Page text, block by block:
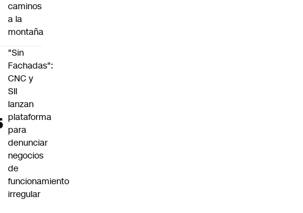
caminos
a la
montaña
"Sin
Fachadas":
CNC y
SII
lanzan
plataforma
para
denunciar
negocios
de
funcionamiento
irregular